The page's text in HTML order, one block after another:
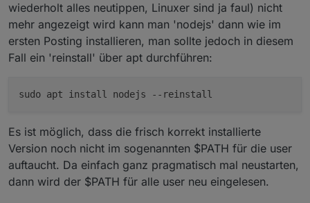
wiederholt alles neutippen, Linuxer sind ja faul) nicht
mehr angezeigt wird kann man 'nodejs' dann wie im
ersten Posting installieren, man sollte jedoch in diesem
Fall ein 'reinstall' über apt durchführen:
sudo apt install nodejs --reinstall
Es ist möglich, dass die frisch korrekt installierte
Version noch nicht im sogenannten $PATH für die user
auftaucht. Da einfach ganz pragmatisch mal neustarten,
dann wird der $PATH für alle user neu eingelesen.